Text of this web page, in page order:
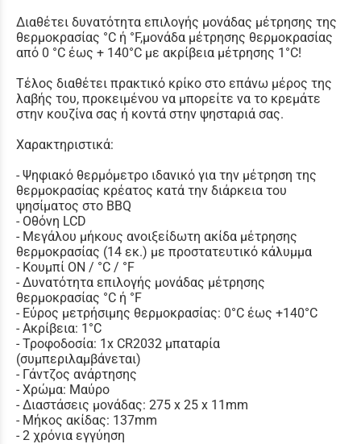
Διαθέτει δυνατότητα επιλογής μονάδας μέτρησης της
θερμοκρασίας °C ή °F,μονάδα μέτρησης θερμοκρασίας
από 0 °C έως + 140°C με ακρίβεια μέτρησης 1°C!
Τέλος διαθέτει πρακτικό κρίκο στο επάνω μέρος της
λαβής του, προκειμένου να μπορείτε να το κρεμάτε
στην κουζίνα σας ή κοντά στην ψησταριά σας.
Χαρακτηριστικά:
- Ψηφιακό θερμόμετρο ιδανικό για την μέτρηση της
θερμοκρασίας κρέατος κατά την διάρκεια του
ψησίματος στο BBQ
- Οθόνη LCD
- Μεγάλου μήκους ανοιξείδωτη ακίδα μέτρησης
θερμοκρασίας (14 εκ.) με προστατευτικό κάλυμμα
- Κουμπί ON / °C / °F
- Δυνατότητα επιλογής μονάδας μέτρησης
θερμοκρασίας °C ή °F
- Εύρος μετρήσιμης θερμοκρασίας: 0°C έως +140°C
- Ακρίβεια: 1°C
- Τροφοδοσία: 1x CR2032 μπαταρία
(συμπεριλαμβάνεται)
- Γάντζος ανάρτησης
- Χρώμα: Μαύρο
- Διαστάσεις μονάδας: 275 x 25 x 11mm
- Μήκος ακίδας: 137mm
- 2 χρόνια εγγύηση